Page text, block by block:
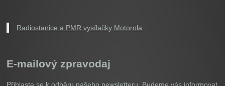
Radiostanice a PMR vysílačky Motorola
E-mailový zpravodaj
Přihlaste se k odběru našeho newsletteru . Budeme vás informovat